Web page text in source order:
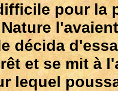
pour la
décida
et se mit à
lequel